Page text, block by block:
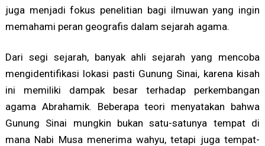
juga menjadi fokus penelitian bagi ilmuwan yang ingin
memahami peran geografis dalam sejarah agama.
Dari segi sejarah, banyak ahli sejarah yang mencoba
mengidentifikasi lokasi pasti Gunung Sinai, karena kisah
ini memiliki dampak besar terhadap perkembangan
agama Abrahamik. Beberapa teori menyatakan bahwa
Gunung Sinai mungkin bukan satu-satunya tempat di
mana Nabi Musa menerima wahyu, tetapi juga tempat-